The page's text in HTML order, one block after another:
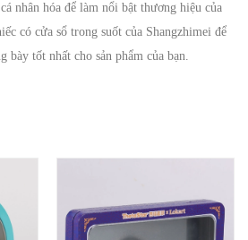
nhân hóa để làm nổi bật thương hiệu của
có cửa sổ trong suốt của Shangzhimei để
tốt nhất cho sản phẩm của bạn.